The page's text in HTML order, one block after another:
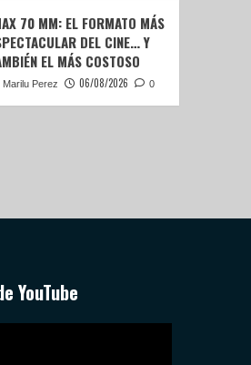
70 MM: EL FORMATO MÁS
DEL CINE… Y
EL MÁS COSTOSO
Marilu Perez 06/08/2026 0
YouTube